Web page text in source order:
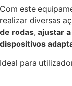
Com este
realizar diversas
de rodas, ajustar
dispositivos
Ideal para